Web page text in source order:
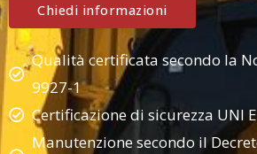
Chiedi informazioni
Qualità certificata secondo la
9927-1
Certificazione di sicurezza UNI
Manutenzione secondo il